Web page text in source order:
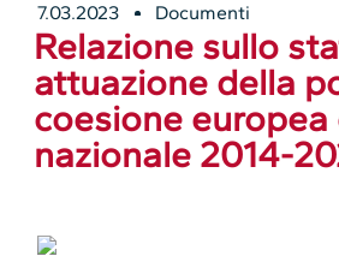
7.03.2023 Documenti
Relazione sullo
attuazione della
coesione europea
nazionale 2014-